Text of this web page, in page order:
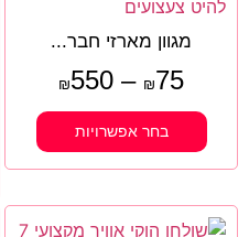
מגוון מארזי חבר...
₪75
–
₪550
בחר אפשרויות